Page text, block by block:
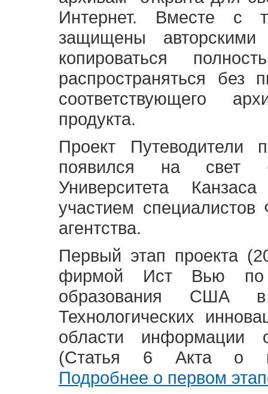
Интернет. Вместе с
защищены
копироваться
распространяться без
соответствующего
продукта.
Проект Путеводители
появился на свет
Университета
участием специалистов
агентства.
Первый этап проекта
фирмой Ист Вью по
образования США
Технологических
области информации
(Статья 6 Акта о
Подробнее о первом